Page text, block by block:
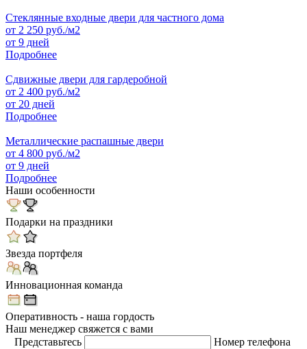
Стеклянные входные двери для частного дома
от 2 250 руб./м2
от 9 дней
Подробнее
Сдвижные двери для гардеробной
от 2 400 руб./м2
от 20 дней
Подробнее
Металлические распашные двери
от 4 800 руб./м2
от 9 дней
Подробнее
Наши особенности
Подарки на праздники
Звезда портфеля
Инновационная команда
Оперативность - наша гордость
Наш менеджер свяжется с вами
Представьтесь
Номер телефона